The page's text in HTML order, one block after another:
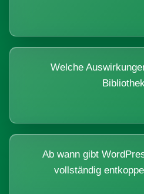
Welche
Ab wann gibt
vollständig